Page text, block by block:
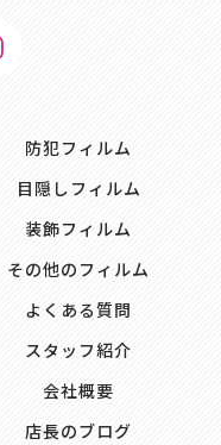
防犯フィルム
目隠しフィルム
装飾フィルム
その他のフィルム
よくある質問
スタッフ紹介
会社概要
店長のブログ